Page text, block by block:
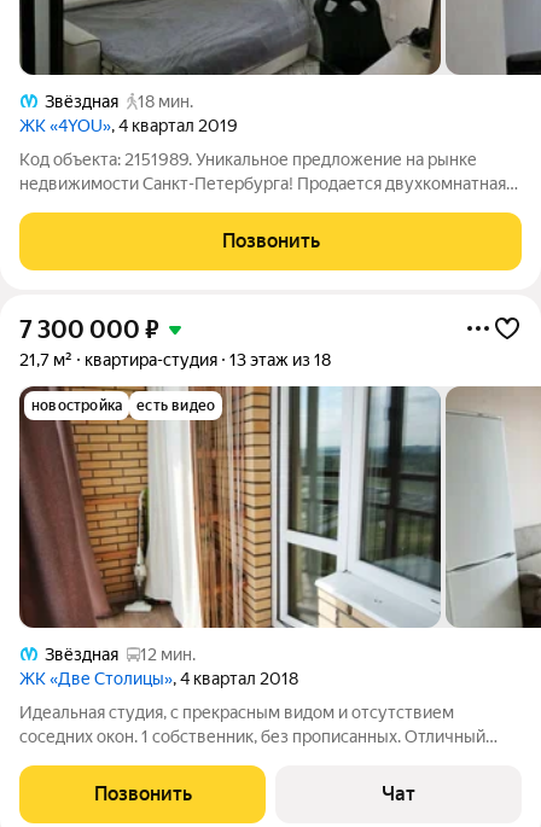
Звёздная
18 мин.
ЖК «4YOU», 4 квартал 2019
Код объекта: 2151989. Уникальное предложение на рынке
недвижимости Санкт-Петербурга! Продается двухкомнатная
Среднерогатская улица, 14к1 удобный район с отличной
инфраструктурой и транспортной
Позвонить
7 300 000 ₽
21,7 м² квартира-студия 13 этаж из 18
новостройка есть видео
Звёздная
12 мин.
ЖК «Две Столицы», 4 квартал 2018
Идеальная студия, с прекрасным видом и отсутствием
соседних окон. 1 собственник, без прописанных. Отличный
собственности квартира больше 5 лет. Локация один из
главных плюсов: Пулковский парк
Позвонить Чат